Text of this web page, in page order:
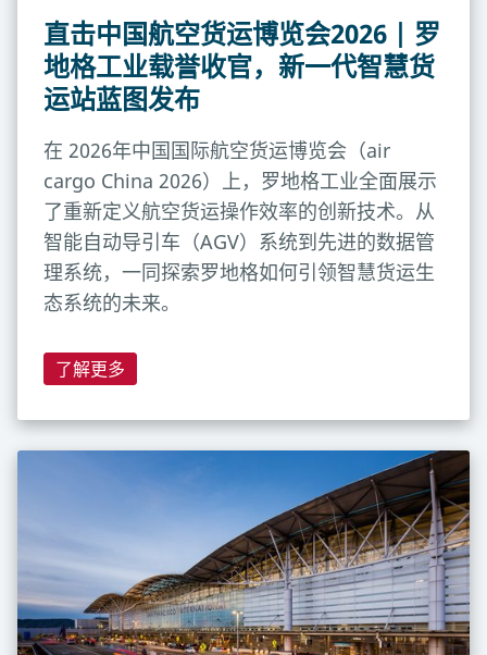
直击中国航空货运博览会2026 | 罗
地格工业载誉收官，新一代智慧货
运站蓝图发布
在 2026年中国国际航空货运博览会（air
cargo China 2026）上，罗地格工业全面展示
了重新定义航空货运操作效率的创新技术。从
智能自动导引车（AGV）系统到先进的数据管
理系统，一同探索罗地格如何引领智慧货运生
态系统的未来。
了解更多